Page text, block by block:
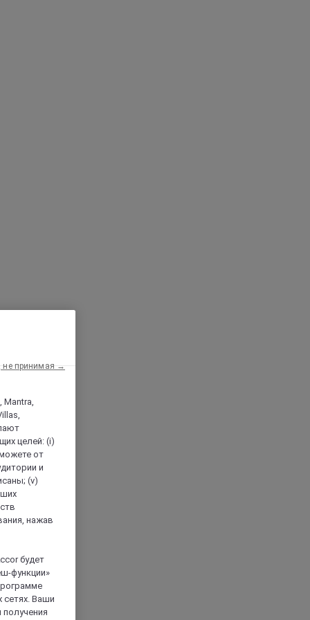
Mantra,
целей: (i)
от
и
(v)
нажав
будет
функции»
сетях. Ваши
не принимая →